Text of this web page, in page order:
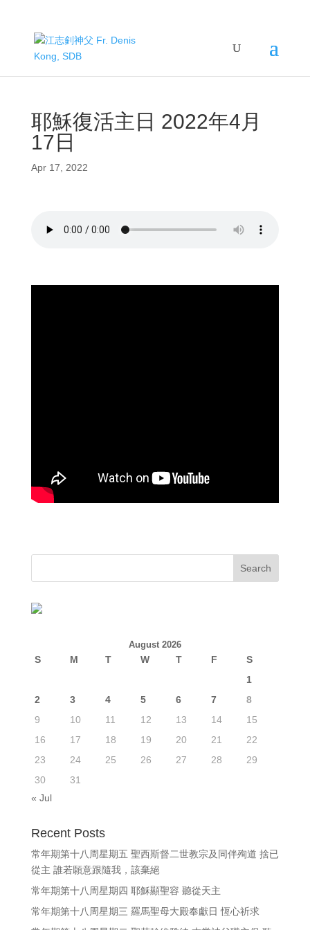
耶穌復活主日 2022年4月
17日
Apr 17, 2022
August 2026
S M T W T F
S
1
2
3 4 5 6 7
8
9
10 11 12 13 14
15
16
17 18 19 20 21
22
23
24 25 26 27 28
29
30
31
« Jul
Recent Posts
常年期第十八周星期五 聖西斯督二世教宗及同伴殉道 捨已
從主 誰若願意跟隨我，該棄絕
常年期第十八周星期四 耶穌顯聖容 聽從天主
常年期第十八周星期三 羅馬聖母大殿奉獻日 恆心祈求